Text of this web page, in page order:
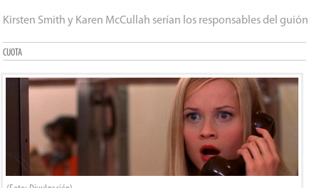
Kirsten Smith y Karen McCullah serían los responsables del guión
CUOTA